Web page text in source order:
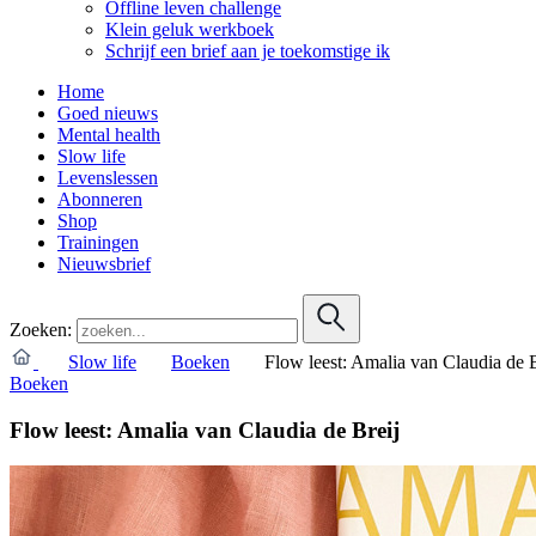
Offline leven challenge
Klein geluk werkboek
Schrijf een brief aan je toekomstige ik
Home
Goed nieuws
Mental health
Slow life
Levenslessen
Abonneren
Shop
Trainingen
Nieuwsbrief
Zoeken:
Slow life
Boeken
Flow leest: Amalia van Claudia de
Boeken
Flow leest: Amalia van Claudia de Breij